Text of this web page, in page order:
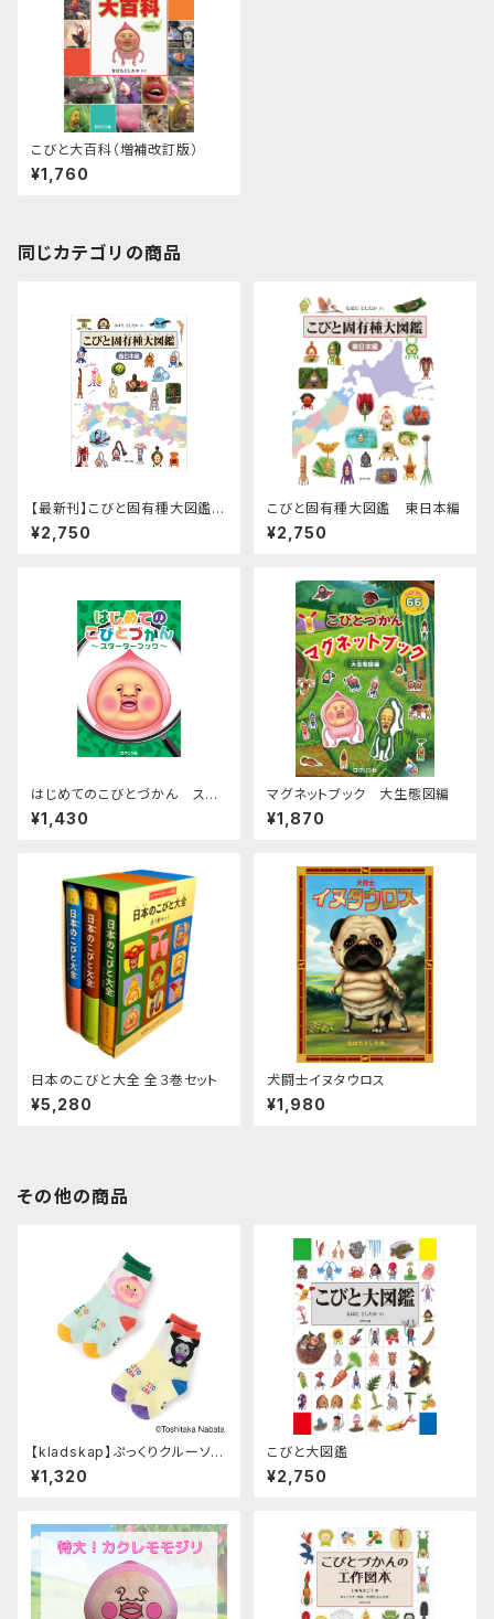
こびと大百科（増補改訂版）
¥1,760
同じカテゴリの商品
【最新刊】こびと固有種大図鑑
西日本編
¥2,750
こびと固有種大図鑑 東日本編
¥2,750
はじめてのこびとづかん スタ
ーターブック
¥1,430
マグネットブック 大生態図編
¥1,870
日本のこびと大全 全３巻セット
¥5,280
犬闘士イヌタウロス
¥1,980
その他の商品
【kladskap】ぷっくりクルーソッ
クス
¥1,320
こびと大図鑑
¥2,750